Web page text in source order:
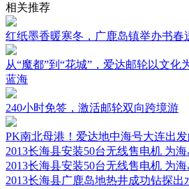
相关推荐
红纸墨香暖寒冬，广鹿岛镇举办书春
从“魔都”到“花城”，爱达邮轮以文化
蓝海
240小时免签，激活邮轮双向跨境游
PK南北母港！爱达地中海号大连出
2013长海县安装50台无线售电机 为
2013长海县安装50台无线售电机 为
2013长海县广鹿岛地热井成功钻探出